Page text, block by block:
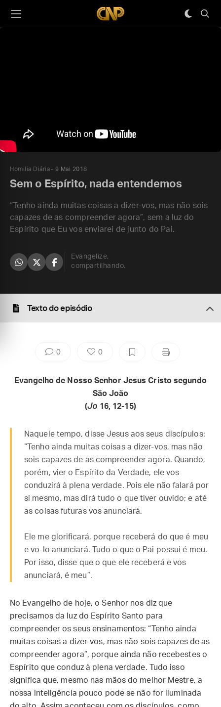
Homilia Diária 9 Mai 2018
Sem o Espírito, nada entendemos
“Tenho ainda muitas coisas a dizer-vos, mas não sois
capazes de as compreender agora”, sem a luz do
Espírito que Eu vos enviarei de junto do Pai.
Evangelize,
compartilhando.
Texto do episódio
0 0
Evangelho de Nosso Senhor Jesus Cristo segundo
São João
(Jo 16, 12-15)
Naquele tempo, disse Jesus aos seus discípulos:
“Tenho ainda muitas coisas a dizer-vos, mas não
sois capazes de as compreender agora. Quando,
porém, vier o Espírito da Verdade, ele vos
conduzirá à plena verdade. Pois ele não falará por
si mesmo, mas dirá tudo o que tiver ouvido; e até
as coisas futuras vos anunciará.
Ele me glorificará, porque receberá do que é meu
e vo-lo anunciará. Tudo o que o Pai possui é meu.
Por isso, disse que o que ele receberá e vos
anunciará, é meu”.
No Evangelho de hoje, o Senhor nos diz que
precisamos da luz do Espírito Santo para
compreender os seus ensinamentos: “Tenho ainda
muitas coisas a dizer-vos, mas não sois capazes de as
compreender agora”, porque ainda não recebestes o
Espírito que conduz à plena verdade. Tudo isso
significa que, mesmo nas mãos do melhor Mestre, a
nossa inteligência pouco pode se não for iluminada